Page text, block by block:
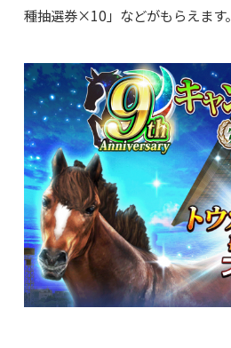
種抽選券×10」などがもらえます。